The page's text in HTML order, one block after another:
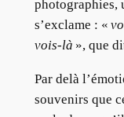
photographies,
s’exclame : «
vois-là », que
Par delà
souvenirs que